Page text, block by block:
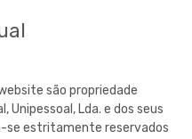
são propriedade
Unipessoal, Lda. e dos seus
se estritamente reservados